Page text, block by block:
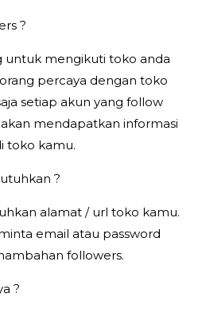
?
untuk mengikuti toko anda
percaya dengan toko
setiap akun yang follow
mendapatkan informasi
toko kamu.
?
alamat / url toko kamu.
email atau password
followers.
?